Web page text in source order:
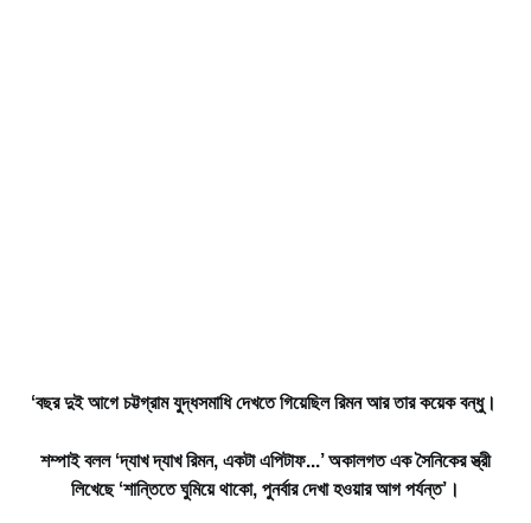
‘বছর দুই আগে চট্টগ্রাম যুদ্ধসমাধি দেখতে গিয়েছিল রিমন আর তার কয়েক বন্ধু।
শম্পাই বলল ‘দ্যাখ দ্যাখ রিমন, একটা এপিটাফ...’ অকালগত এক সৈনিকের স্ত্রী
লিখেছে ‘শান্তিতে ঘুমিয়ে থাকো, পুনর্বার দেখা হওয়ার আগ পর্যন্ত’।